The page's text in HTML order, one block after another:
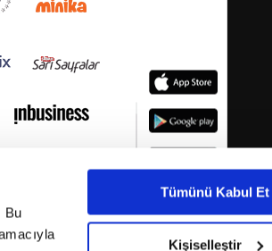
Bu
Tümünü Kabul Et
Kişiselleştir